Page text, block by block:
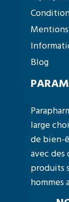
Blog
large
de bien-
avec
produits
hommes